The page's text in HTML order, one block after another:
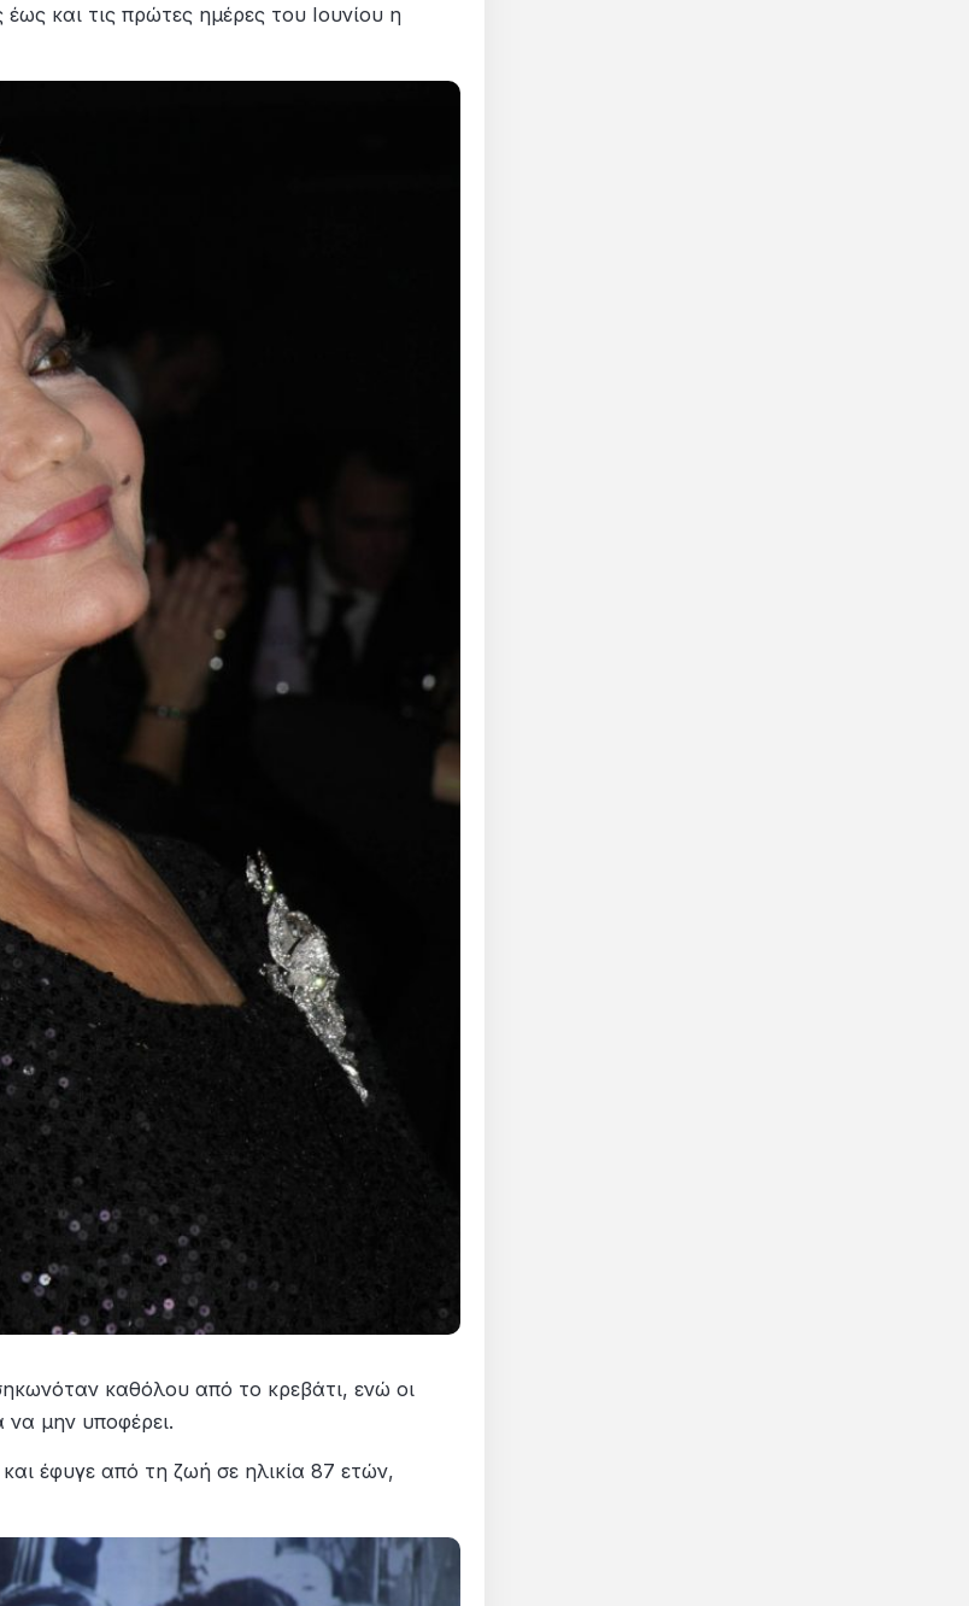
και τις πρώτες ημέρες του Ιουνίου η
καθόλου από το κρεβάτι, ενώ οι
να μην υποφέρει.
έφυγε από τη ζωή σε ηλικία 87 ετών,